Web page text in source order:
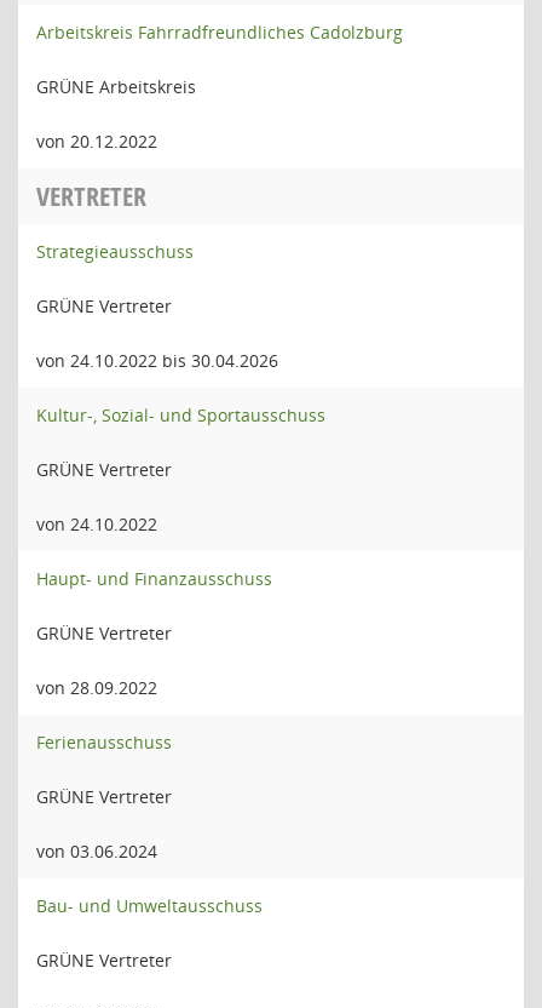
Arbeitskreis Fahrradfreundliches Cadolzburg
GRÜNE Arbeitskreis
von 20.12.2022
VERTRETER
Strategieausschuss
GRÜNE Vertreter
von 24.10.2022 bis 30.04.2026
Kultur-, Sozial- und Sportausschuss
GRÜNE Vertreter
von 24.10.2022
Haupt- und Finanzausschuss
GRÜNE Vertreter
von 28.09.2022
Ferienausschuss
GRÜNE Vertreter
von 03.06.2024
Bau- und Umweltausschuss
GRÜNE Vertreter